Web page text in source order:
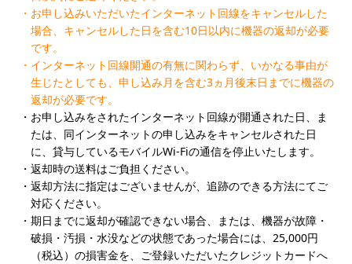
お申し込みいただいたインターネット回線をキャンセルした
場合、キャンセルした日を含む10日以内に機器の返却が必要
です。
インターネット回線開通の有無に関わらず、いかなる事由が
生じたとしても、申し込み月を含む3ヵ月後末日までに機器の
返却が必要です。
お申し込みをされたインターネット回線が開通された日、ま
たは、同インターネットの申し込みをキャンセルされた日
に、貸与しているモバイルWi-Fiの通信を停止いたします。
返却時の送料はご負担ください。
返却方法に指定はございませんが、追跡のできる方法にてご
対応ください。
期日までに返却が確認できない場合、または、機器が故障・
破損・汚損・水没などの状態であった場合には、25,000円
（税込）の損害金を、ご登録いただいたクレジットカードへ